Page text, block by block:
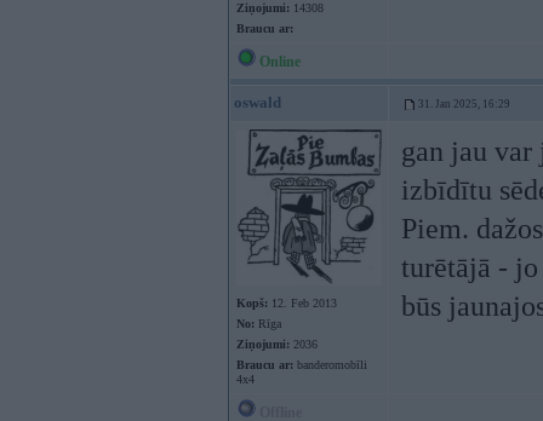
Ziņojumi: 14308
Braucu ar:
Online
oswald 31. Jan 2025, 16:29
Kopš: 12. Feb 2013
No: Rīga
Ziņojumi: 2036
Braucu ar: banderomobīli
4x4
gan jau var
izbīdītu
Piem.
turētājā - jo
būs